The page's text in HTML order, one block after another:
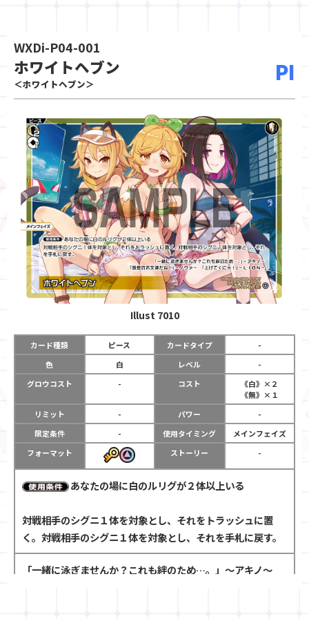
WXDi-P04-001
ホワイトヘブン
＜ホワイトヘブン＞ PI
Illust 7010
カード種類 ピース カードタイプ
-
色
白 レベル
-
グロウコスト
- コスト
《白》×２
《無》×１
リミット
- パワー
-
限定条件
- 使用タイミング
メインフェイズ
フォーマット
ストーリー -
あなたの場に白のルリグが２体以上いる
対戦相手のシグニ１体を対象とし、それをトラッシュに置
く。対戦相手のシグニ１体を対象とし、それを手札に戻す。
「一緒に泳ぎませんか？これも絆のため…。」～アキノ～